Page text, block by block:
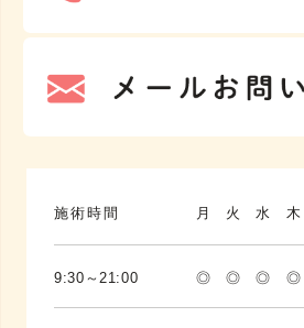
施術時間 月 火 水 木
9:30～21:00 ◎ ◎ ◎ ◎